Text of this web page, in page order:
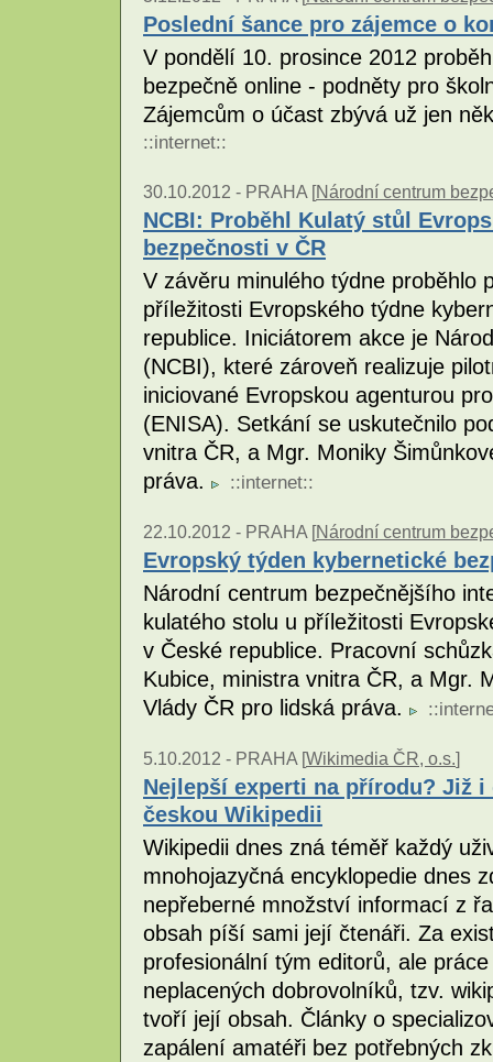
Poslední šance pro zájemce o
V pondělí 10. prosince 2012
bezpečně online - podněty pro
Zájemcům o účast zbývá už jen
::internet::
30.10.2012 - PRAHA [Národní centrum
NCBI: Proběhl Kulatý stůl
bezpečnosti v ČR
V závěru minulého týdne proběhlo
příležitosti Evropského týdne
republice. Iniciátorem akce je
(NCBI), které zároveň realizuje
iniciované Evropskou agenturou
(ENISA). Setkání se uskutečnilo
vnitra ČR, a Mgr. Moniky
práva.
::internet::
22.10.2012 - PRAHA [Národní centrum
Evropský týden kybernetické
Národní centrum bezpečnějšího
kulatého stolu u příležitosti
v České republice. Pracovní
Kubice, ministra vnitra ČR, a Mgr.
Vlády ČR pro lidská práva.
::
5.10.2012 - PRAHA [Wikimedia ČR, o.s.]
Nejlepší experti na přírodu? Již
českou Wikipedii
Wikipedii dnes zná téměř každý
mnohojazyčná encyklopedie dnes
nepřeberné množství informací z
obsah píší sami její čtenáři. Za
profesionální tým editorů, ale
neplacených dobrovolníků, tzv.
tvoří její obsah. Články o
zapálení amatéři bez potřebných